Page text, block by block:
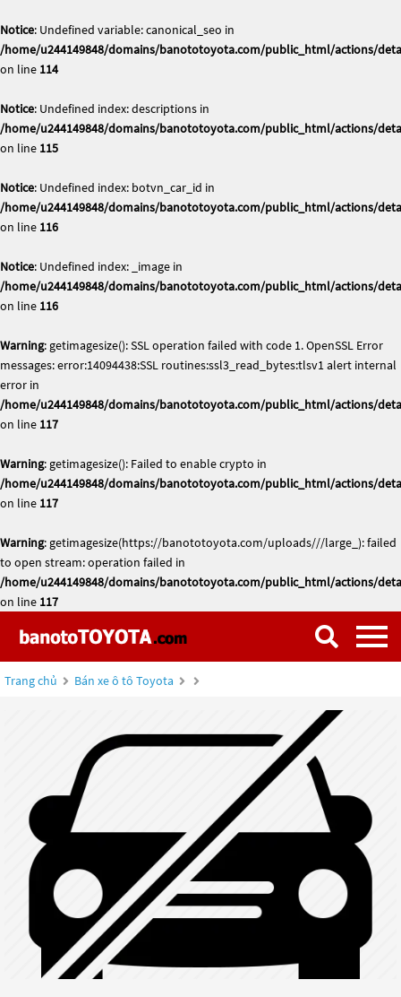
Notice: Undefined variable: canonical_seo in
/home/u244149848/domains/banototoyota.com/public_html/actions/
on line 114
Notice: Undefined index: descriptions in
/home/u244149848/domains/banototoyota.com/public_html/actions/
on line 115
Notice: Undefined index: botvn_car_id in
/home/u244149848/domains/banototoyota.com/public_html/actions/
on line 116
Notice: Undefined index: _image in
/home/u244149848/domains/banototoyota.com/public_html/actions/
on line 116
Warning: getimagesize(): SSL operation failed with code 1. OpenSSL Error
messages: error:14094438:SSL routines:ssl3_read_bytes:tlsv1 alert internal
error in
/home/u244149848/domains/banototoyota.com/public_html/actions/
on line 117
Warning: getimagesize(): Failed to enable crypto in
/home/u244149848/domains/banototoyota.com/public_html/actions/
on line 117
Warning: getimagesize(https://banototoyota.com/uploads///large_): failed
to open stream: operation failed in
/home/u244149848/domains/banototoyota.com/public_html/actions/
on line 117
Trang chủ Bán xe ô tô Toyota